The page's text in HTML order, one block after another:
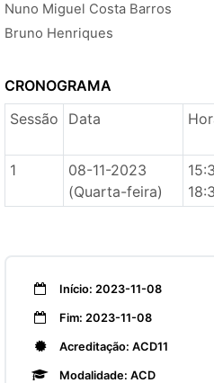
Nuno Miguel Costa Barros
Bruno Henriques
CRONOGRAMA
Sessão
Data
1
08-11-2023
(Quarta-feira)
Início: 2023-11-08
Fim: 2023-11-08
Acreditação: ACD11
Modalidade: ACD